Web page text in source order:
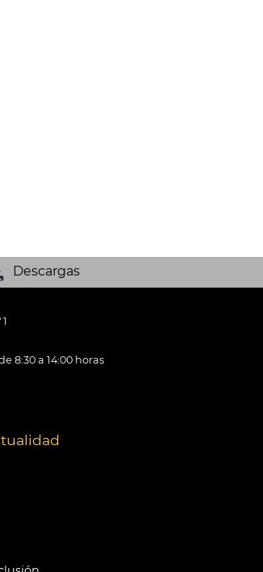
Descargas
8:30 a 14:00 horas